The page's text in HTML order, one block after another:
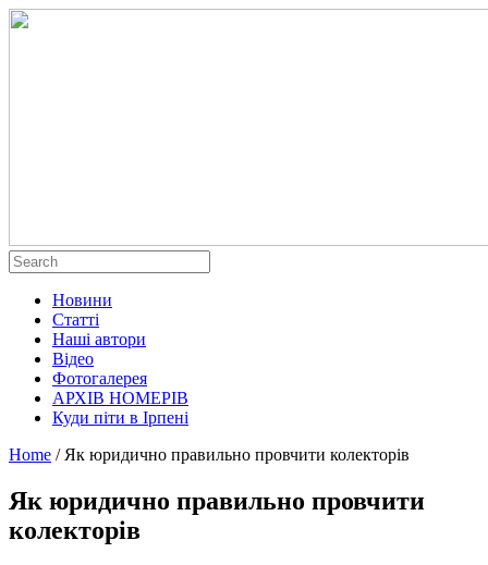
Новини
Статті
Наші автори
Відео
Фотогалерея
АРХІВ НОМЕРІВ
Куди піти в Ірпені
Home / Як юридично правильно провчити колекторів
Як юридично правильно провчити
колекторів